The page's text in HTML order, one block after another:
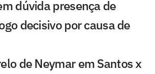
dúvida presença de
decisivo por causa de
de Neymar em Santos x